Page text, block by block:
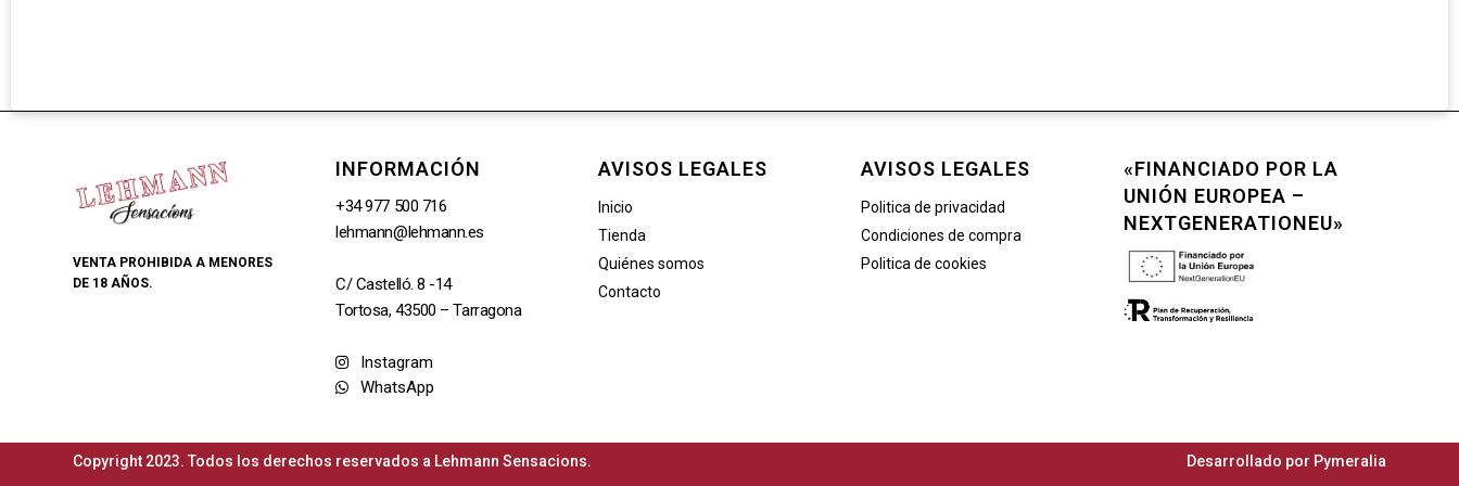
VENTA PROHIBIDA A MENORES
DE 18 AÑOS.
INFORMACIÓN
+34 977 500 716
lehmann@lehmann.es
C/ Castelló. 8 -14
Tortosa, 43500 – Tarragona
Instagram
WhatsApp
AVISOS LEGALES
Inicio
Tienda
Quiénes somos
Contacto
AVISOS LEGALES
Politica de privacidad
Condiciones de compra
Politica de cookies
«FINANCIADO POR LA
UNIÓN EUROPEA –
NEXTGENERATIONEU»
Copyright 2023. Todos los derechos reservados a Lehmann Sensacions.​ Desarrollado por Pymeralia